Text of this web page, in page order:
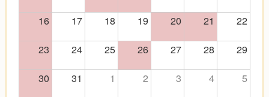
16
17 18 19 20 21
22
23
24 25 26 27 28
29
30
31 1 2 3 4 5